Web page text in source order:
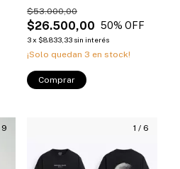
$26.500,00
$53.000,00
50% OFF
3x $8.833,33 sin interés
¡Solo quedan 3 en stock!
Comprar
9 1 / 6